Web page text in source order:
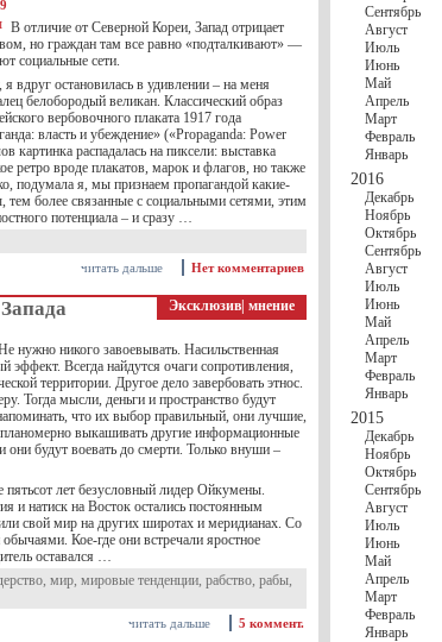
В отличие от Северной Кореи, Запад отрицает
но граждан там все равно «подталкивают» —
социальные сети.
вдруг остановилась в удивлении – на меня
белобородый великан. Классический образ
вербовочного плаката 1917 года
власть и убеждение» («Propaganda: Power
картинка распадалась на пиксели: выставка
ретро вроде плакатов, марок и флагов, но также
подумала я, мы признаем пропагандой какие-
тем более связанные с социальными сетями, этим
потенциала – и сразу …
Нет комментариев
читать дальше
Эксклюзив мнение
нужно никого завоевывать. Насильственная
эффект. Всегда найдутся очаги сопротивления,
территории. Другое дело завербовать этнос.
Тогда мысли, деньги и пространство будут
что их выбор правильный, они лучшие,
выкашивать другие информационные
они будут воевать до смерти. Только внуши –
пятьсот лет безусловный лидер Ойкумены.
и натиск на Восток остались постоянным
свой мир на других широтах и меридианах. Со
Кое-где они встречали яростное
оставался …
, мир, мировые тенденции, рабство, рабы,
5 коммент.
читать дальше
Сентябрь
Август
Июль
Июнь
Май
Апрель
Март
Февраль
Январь
2016
Декабрь
Ноябрь
Октябрь
Сентябрь
Август
Июль
Июнь
Май
Апрель
Март
Февраль
Январь
2015
Декабрь
Ноябрь
Октябрь
Сентябрь
Август
Июль
Июнь
Май
Апрель
Март
Февраль
Январь